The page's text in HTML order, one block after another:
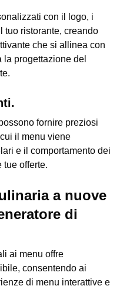
con il logo, i
tuo ristorante, creando
che si allinea con
la progettazione del
fornire preziosi
il menu viene
e il comportamento dei
tue offerte.
a nuove
di
ai menu offre
consentendo ai
di menu interattive e